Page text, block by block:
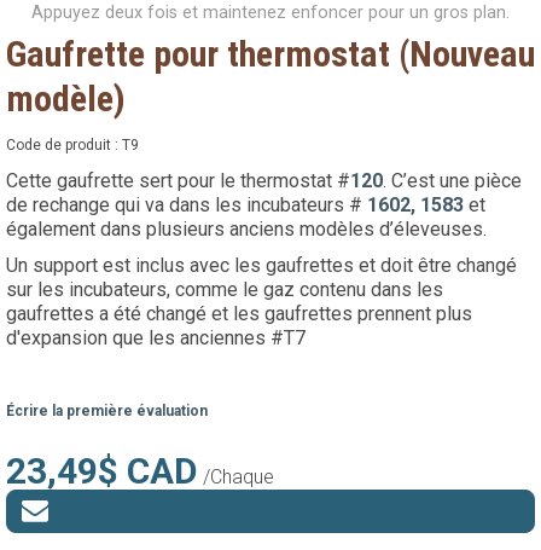
Appuyez deux fois et maintenez enfoncer pour un gros plan.
Gaufrette pour thermostat (Nouveau
modèle)
Code de produit : T9
Cette gaufrette sert pour le thermostat #120. C’est une pièce
de rechange qui va dans les incubateurs # 1602, 1583 et
également dans plusieurs anciens modèles d’éleveuses.
Un support est inclus avec les gaufrettes et doit être changé
sur les incubateurs, comme le gaz contenu dans les
gaufrettes a été changé et les gaufrettes prennent plus
d'expansion que les anciennes #T7
Écrire la première évaluation
23,49$ CAD /Chaque